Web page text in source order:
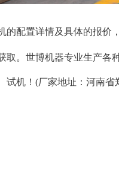
的配置详情及具体的报价
取。世博机器专业生产各
试机！(厂家地址：河南